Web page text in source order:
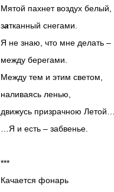
Мятой пахнет воздух белый,
затканный снегами.
Я не знаю, что мне делать –
между берегами.
Между тем и этим светом,
наливаясь ленью,
движусь призрачною
…Я и есть – забвенье.
***
Качается фонарь